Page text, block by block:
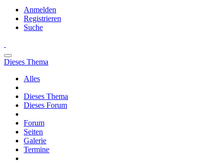
Anmelden
Registrieren
Suche
Dieses Thema
Alles
Dieses Thema
Dieses Forum
Forum
Seiten
Galerie
Termine